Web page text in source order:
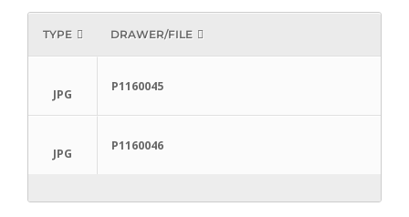
TYPE DRAWER/FILE
JPG
P1160045
JPG
P1160046